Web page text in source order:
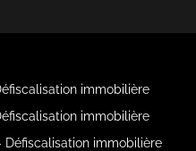
immobilière
immobilière
Défiscalisation immobilière